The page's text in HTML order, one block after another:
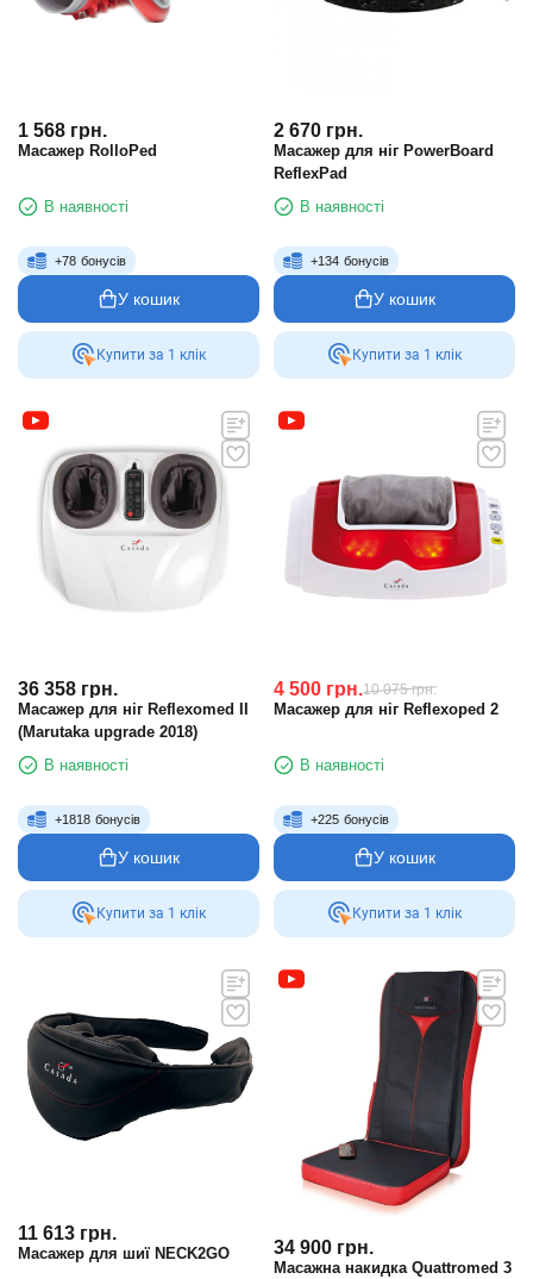
1 568 грн.
Масажер RolloPed
В наявності
+78 бонусів
У кошик
Купити за 1 клiк
2 670 грн.
Масажер для ніг PowerBoard
ReflexPad
В наявності
+134 бонусів
У кошик
Купити за 1 клiк
36 358 грн.
Масажер для ніг Reflexomed II
(Marutaka upgrade 2018)
В наявності
+1818 бонусів
У кошик
Купити за 1 клiк
4 500 грн.10 075 грн.
Масажер для ніг Reflexoped 2
В наявності
+225 бонусів
У кошик
Купити за 1 клiк
11 613 грн.
Масажер для шиї NECK2GO 34 900 грн.
Масажна накидка Quattromed 3